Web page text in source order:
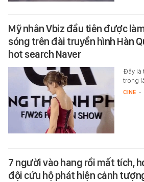
Mỹ nhân Vbiz đầu tiên được
sóng trên đài truyền hình Hàn
hot search Naver
Đây là
trong
CINE -
7 người vào hang rồi mất tích,
đội cứu hộ phát hiện cảnh